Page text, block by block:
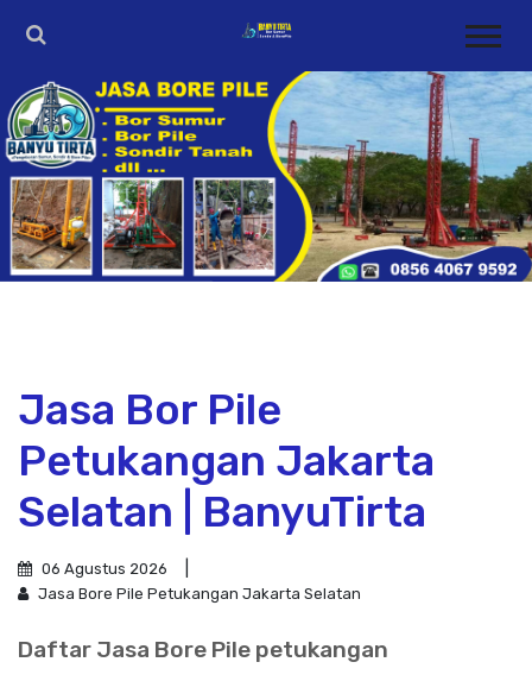
Jasa Bor Pile
Petukangan Jakarta
Selatan | BanyuTirta
06 Agustus 2026
Jasa Bore Pile Petukangan Jakarta Selatan
Daftar Jasa Bore Pile petukangan